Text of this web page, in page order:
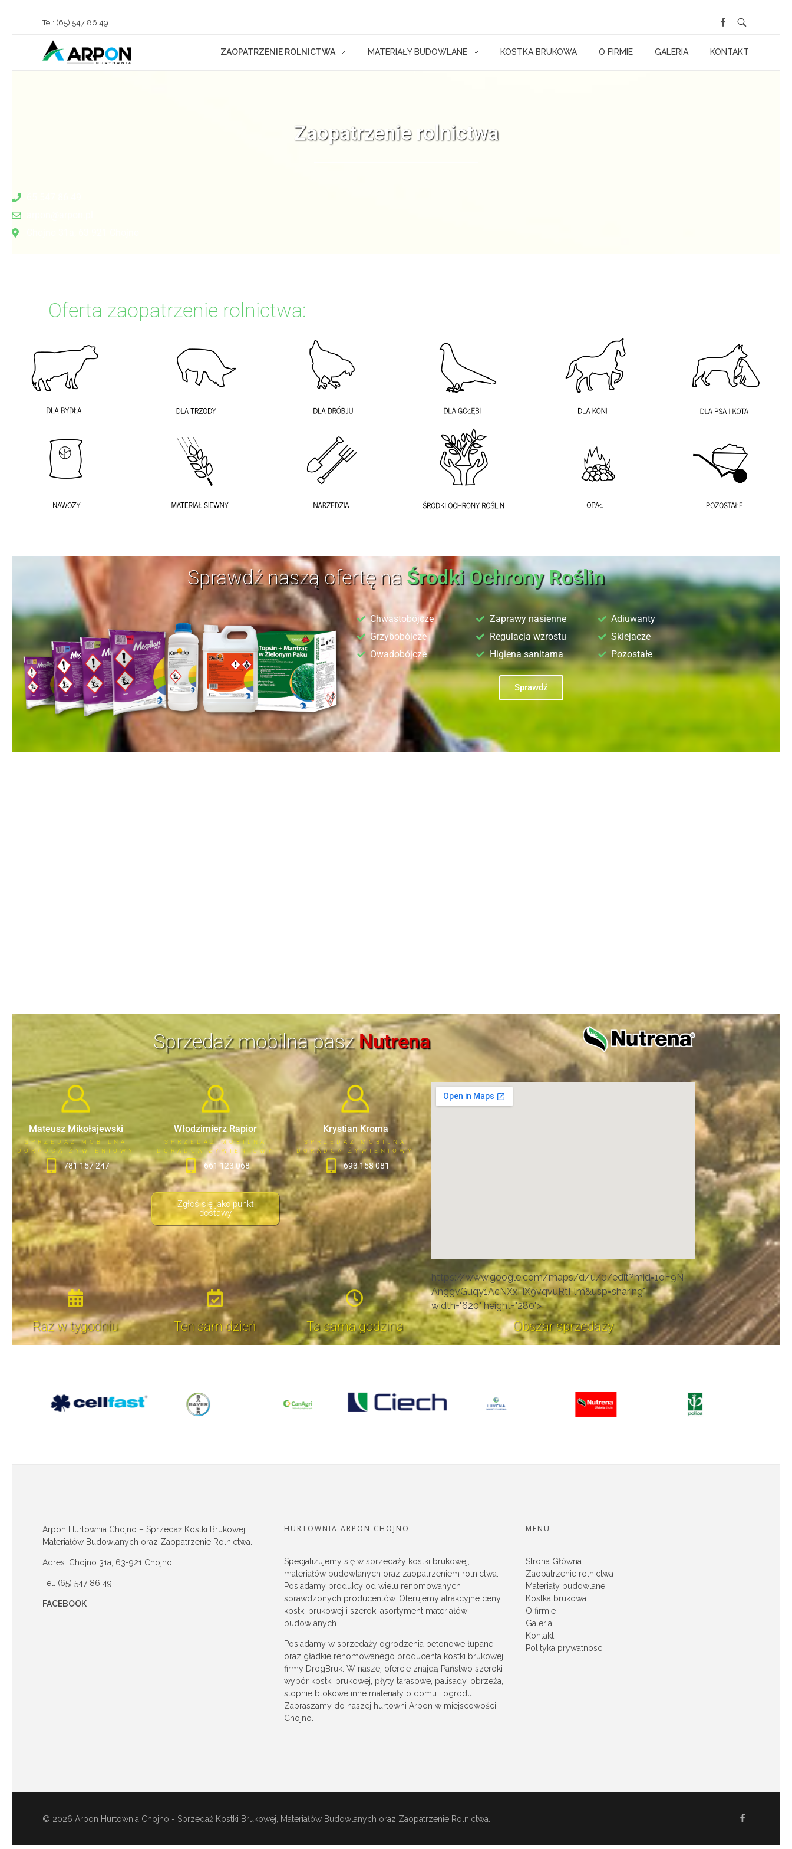
Tel: (65) 547 86 49
ZAOPATRZENIE ROLNICTWA MATERIAŁY BUDOWLANE KOSTKA BRUKOWA O FIRMIE GALERIA KONTAKT
Zaopatrzenie rolnictwa
Oferta zaopatrzenie rolnictwa:
Sprawdź naszą ofertę na Środki Ochrony Roślin
Chwastobójcze
Grzybobójcze
Owadobójcze
Zaprawy nasienne
Regulacja wzrostu
Higiena sanitarna
Sprawdź
Adiuwanty
Sklejacze
Pozostałe
Sprzedaż mobilna paszNutrena
Mateusz Mikołajewski
SPRZEDAŻ MOBILNA
DORADCA ŻYWIENIOWY
781 157 247
Włodzimierz Rapior
SPRZEDAŻ MOBILNA
DORADCA ŻYWIENIOWY
661 123 068
Zgłoś się jako punkt
dostawy
Krystian Kroma
SPRZEDAŻ MOBILNA
DORADCA ŻYWIENIOWY
693 158 081
https://www.google.com/maps/d/u/0/edit?mid=1oF9N-
AnggvGuqy1AcNXxHX9vqvuRtFlm&usp=sharing"
width="620" height="280">
Raz w tygodniu Ten sam dzień Ta sama godzina Obszar sprzedaży
Arpon Hurtownia Chojno – Sprzedaż Kostki Brukowej,
Materiałów Budowlanych oraz Zaopatrzenie Rolnictwa.
Adres: Chojno 31a, 63-921 Chojno
Tel. (65) 547 86 49
FACEBOOK
HURTOWNIA ARPON CHOJNO
Specjalizujemy się w sprzedaży kostki brukowej,
materiałów budowlanych oraz zaopatrzeniem rolnictwa.
Posiadamy produkty od wielu renomowanych i
sprawdzonych producentów. Oferujemy atrakcyjne ceny
kostki brukowej i szeroki asortyment materiałów
budowlanych.
Posiadamy w sprzedaży ogrodzenia betonowe łupane
oraz gładkie renomowanego producenta kostki brukowej
firmy DrogBruk. W naszej ofercie znajdą Państwo szeroki
wybór kostki brukowej, płyty tarasowe, palisady, obrzeża,
stopnie blokowe inne materiały o domu i ogrodu.
Zapraszamy do naszej hurtowni Arpon w miejscowości
Chojno.
MENU
Strona Główna
Zaopatrzenie rolnictwa
Materiały budowlane
Kostka brukowa
O firmie
Galeria
Kontakt
Polityka prywatnosci
© 2026 Arpon Hurtownia Chojno - Sprzedaż Kostki Brukowej, Materiałów Budowlanych oraz Zaopatrzenie Rolnictwa.